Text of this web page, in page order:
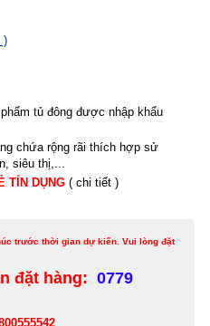
)
tủ đông được nhập khẩu
chứa rộng rãi thích hợp sử
siêu thị,...
TÍN DỤNG ( chi tiết )
trước thời gian dự kiến. Vui lòng đặt
đặt hàng: 0779